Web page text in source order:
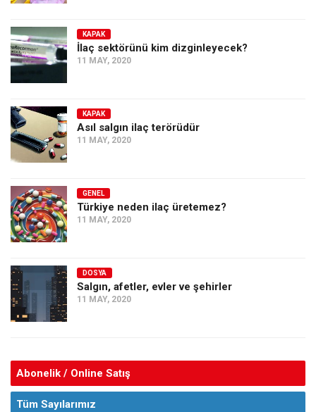
KAPAK
İlaç sektörünü kim dizginleyecek?
11 MAY, 2020
KAPAK
Asıl salgın ilaç terörüdür
11 MAY, 2020
GENEL
Türkiye neden ilaç üretemez?
11 MAY, 2020
DOSYA
Salgın, afetler, evler ve şehirler
11 MAY, 2020
Abonelik / Online Satış
Tüm Sayılarımız